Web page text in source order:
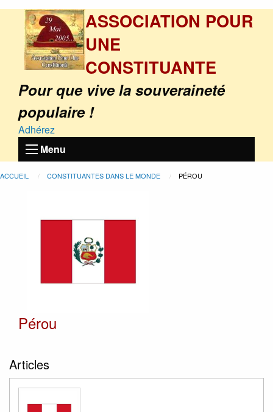
ASSOCIATION POUR
UNE
CONSTITUANTE
Pour que vive la souveraineté
populaire !
Adhérez
Menu
ACCUEIL CONSTITUANTES DANS LE MONDE PÉROU
Pérou
Articles